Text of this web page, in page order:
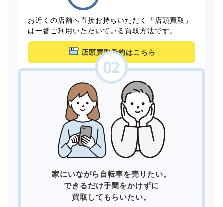
お近くの店舗へ直接お持ちいただく「店頭買取」
は一番ご利用いただいている買取方法です。
店頭買取予約はこちら
家にいながら自転車を売りたい。
できるだけ手間をかけずに
買取してもらいたい。